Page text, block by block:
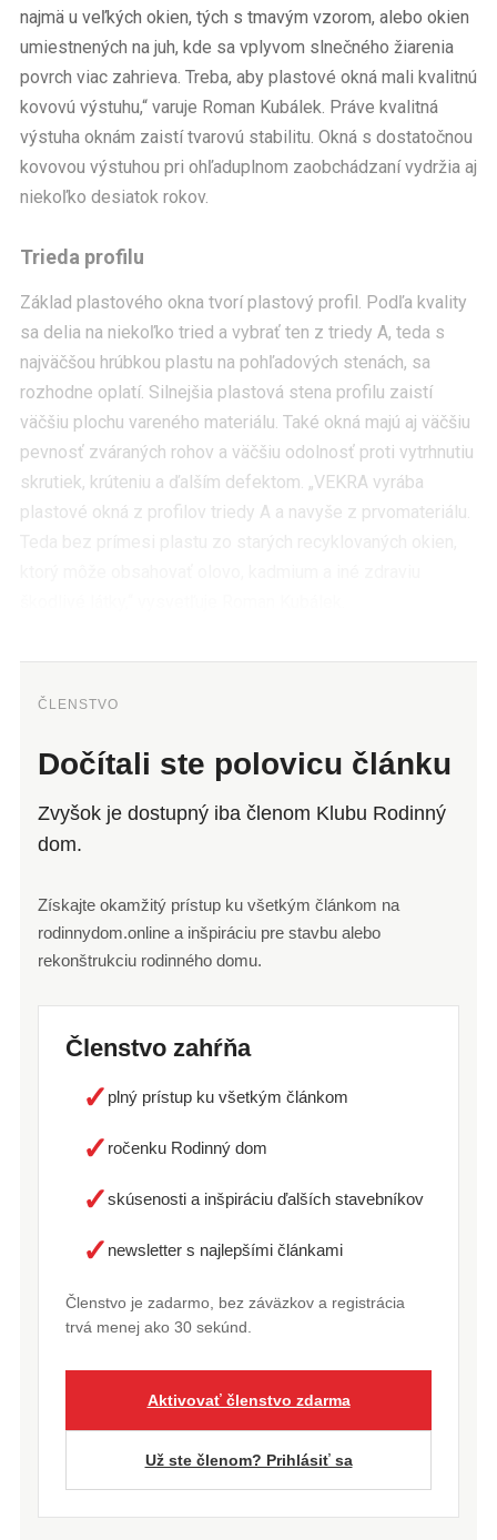
najmä u veľkých okien, tých s tmavým vzorom, alebo okien
umiestnených na juh, kde sa vplyvom slnečného žiarenia
povrch viac zahrieva. Treba, aby plastové okná mali kvalitnú
kovovú výstuhu,“ varuje Roman Kubálek. Práve kvalitná
výstuha oknám zaistí tvarovú stabilitu. Okná s dostatočnou
kovovou výstuhou pri ohľaduplnom zaobchádzaní vydržia aj
niekoľko desiatok rokov.
Trieda profilu
Základ plastového okna tvorí plastový profil. Podľa kvality
sa delia na niekoľko tried a vybrať ten z triedy A, teda s
najväčšou hrúbkou plastu na pohľadových stenách, sa
rozhodne oplatí. Silnejšia plastová stena profilu zaistí
väčšiu plochu vareného materiálu. Také okná majú aj väčšiu
pevnosť zváraných rohov a väčšiu odolnosť proti vytrhnutiu
skrutiek, krúteniu a ďalším defektom. „VEKRA vyrába
plastové okná z profilov triedy A a navyše z prvomateriálu.
ČLENSTVO
Dočítali ste polovicu článku
Zvyšok je dostupný iba členom Klubu Rodinný
dom.
Získajte okamžitý prístup ku všetkým článkom na
rodinnydom.online a inšpiráciu pre stavbu alebo
rekonštrukciu rodinného domu.
Členstvo zahŕňa
✓ plný prístup ku všetkým článkom
✓ ročenku Rodinný dom
✓skúsenosti a inšpiráciu ďalších stavebníkov
✓ newsletter s najlepšími článkami
Členstvo je zadarmo, bez záväzkov a registrácia
trvá menej ako 30 sekúnd.
Aktivovať členstvo zdarma
Už ste členom? Prihlásiť sa